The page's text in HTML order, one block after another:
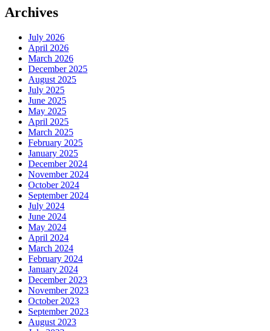
Archives
July 2026
April 2026
March 2026
December 2025
August 2025
July 2025
June 2025
May 2025
April 2025
March 2025
February 2025
January 2025
December 2024
November 2024
October 2024
September 2024
July 2024
June 2024
May 2024
April 2024
March 2024
February 2024
January 2024
December 2023
November 2023
October 2023
September 2023
August 2023